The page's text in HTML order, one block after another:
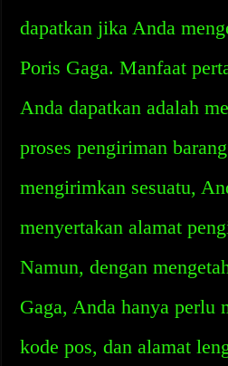
dapatkan jika Anda
Poris Gaga. Manfaat
Anda dapatkan adalah
proses pengiriman
mengirimkan sesuatu,
menyertakan alamat
Namun, dengan
Gaga, Anda hanya perlu
kode pos, dan alamat